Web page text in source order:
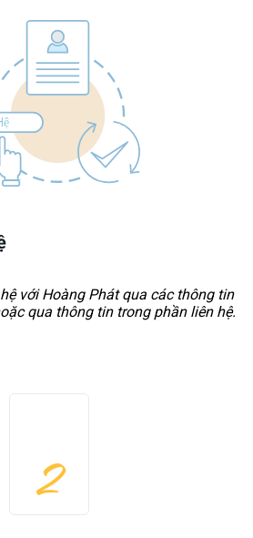
với Hoàng Phát qua các thông tin
qua thông tin trong phần liên hệ.
2